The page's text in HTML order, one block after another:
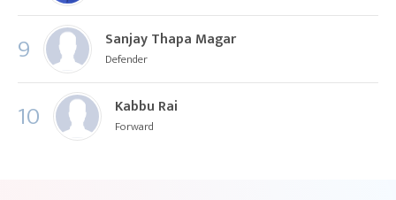
9 Sanjay Thapa Magar
Defender
10 Kabbu Rai
Forward